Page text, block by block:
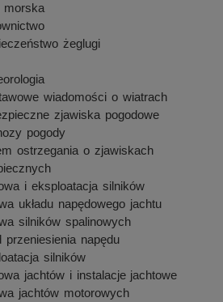
morska
żeglugi
wiadomości o wiatrach
zjawiska pogodowe
pogody
ostrzegania o zjawiskach
i eksploatacja silników
układu napędowego jachtu
silników spalinowych
przeniesienia napędu
silników
jachtów i instalacje jachtowe
jachtów motorowych